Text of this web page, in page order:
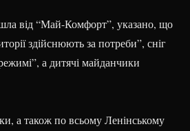
від “Май-Комфорт”, указано, що
здійснюють за потреби”, сніг
а дитячі майданчики
а також по всьому Ленінському